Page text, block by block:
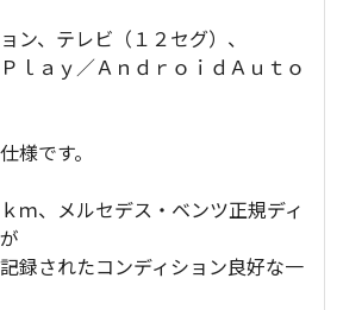
ン、テレビ（１２セグ）、
ｌａｙ／ＡｎｄｒｏｉｄＡｕｔｏ
様です。
ｍ、メルセデス・ベンツ正規ディ
録されたコンディション良好な一